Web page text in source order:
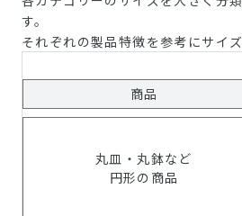
す。
それぞれの製品特徴を参考にサイ
商品
丸皿・丸鉢など
円形の商品